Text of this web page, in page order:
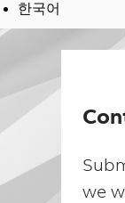
한국어
we